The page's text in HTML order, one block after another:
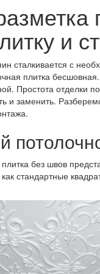
и
сталкивается с
плитка
Простота отделки
и заменить.
без швов
стандартные